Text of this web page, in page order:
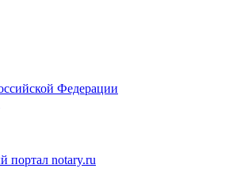
Федерации
портал notary.ru